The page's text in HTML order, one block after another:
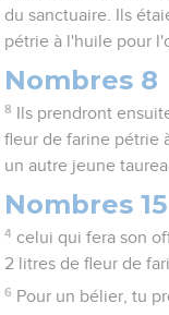
du sanctuaire. Ils
pétrie à l'huile pour
Nombres 8
8
Ils prendront
fleur de farine pétrie
un autre jeune
Nombres 15
4 celui qui fera son
2 litres de fleur de
6 Pour un bélier, tu